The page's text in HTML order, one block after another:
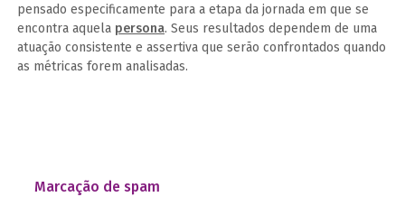
pensado especificamente para a etapa da jornada em que se
encontra aquela persona. Seus resultados dependem de uma
atuação consistente e assertiva que serão confrontados quando
as métricas forem analisadas.
Marcação de spam